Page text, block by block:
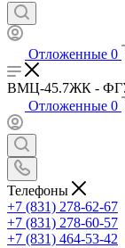
Отложенные 0
ВМЦ-45.7ЖК -
Отложенные 0
Телефоны
+7 (831) 278-62-67
+7 (831) 278-60-57
+7 (831) 464-53-42